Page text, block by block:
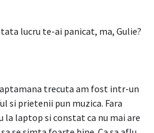
lucru te-ai panicat, ma, Gulie?
trecuta am fost intr-un
si prietenii pun muzica. Fara
la laptop si constat ca nu mai are